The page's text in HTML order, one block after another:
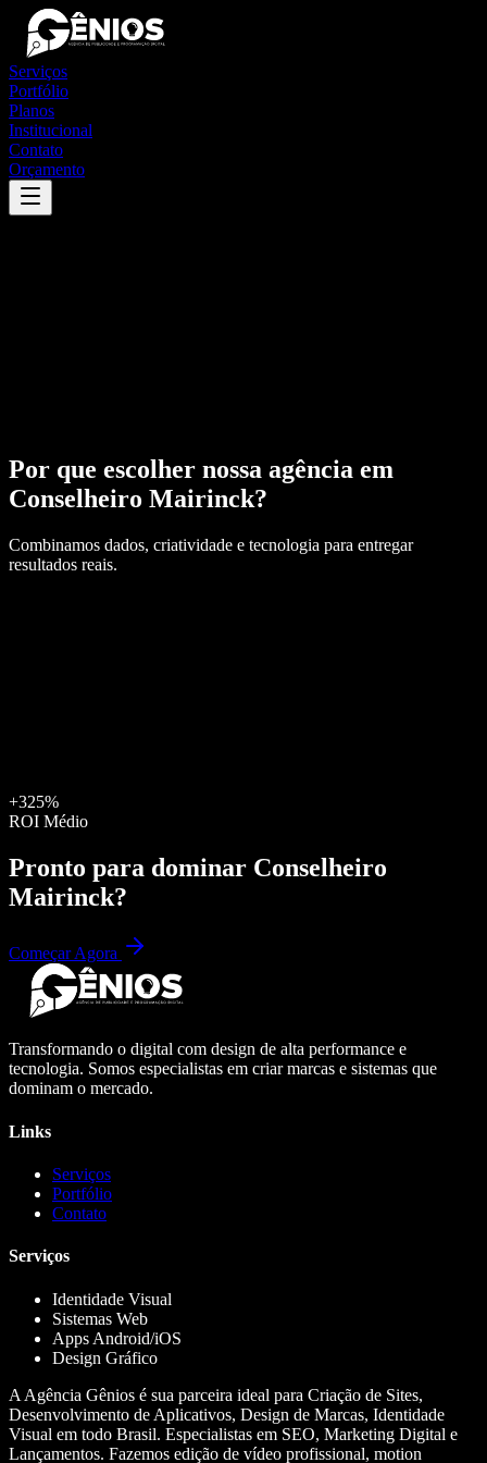
Serviços
Portfólio
Planos
Institucional
Contato
Orçamento
Por que escolher nossa agência em
Conselheiro Mairinck?
Combinamos dados, criatividade e tecnologia para entregar
resultados reais.
+325%
ROI Médio
Pronto para dominar Conselheiro
Mairinck?
Começar Agora
Transformando o digital com design de alta performance e
tecnologia. Somos especialistas em criar marcas e sistemas que
dominam o mercado.
Links
Serviços
Portfólio
Contato
Serviços
Identidade Visual
Sistemas Web
Apps Android/iOS
Design Gráfico
A Agência Gênios é sua parceira ideal para Criação de Sites,
Desenvolvimento de Aplicativos, Design de Marcas, Identidade
Visual em todo Brasil. Especialistas em SEO, Marketing Digital e
Lançamentos. Fazemos edição de vídeo profissional, motion